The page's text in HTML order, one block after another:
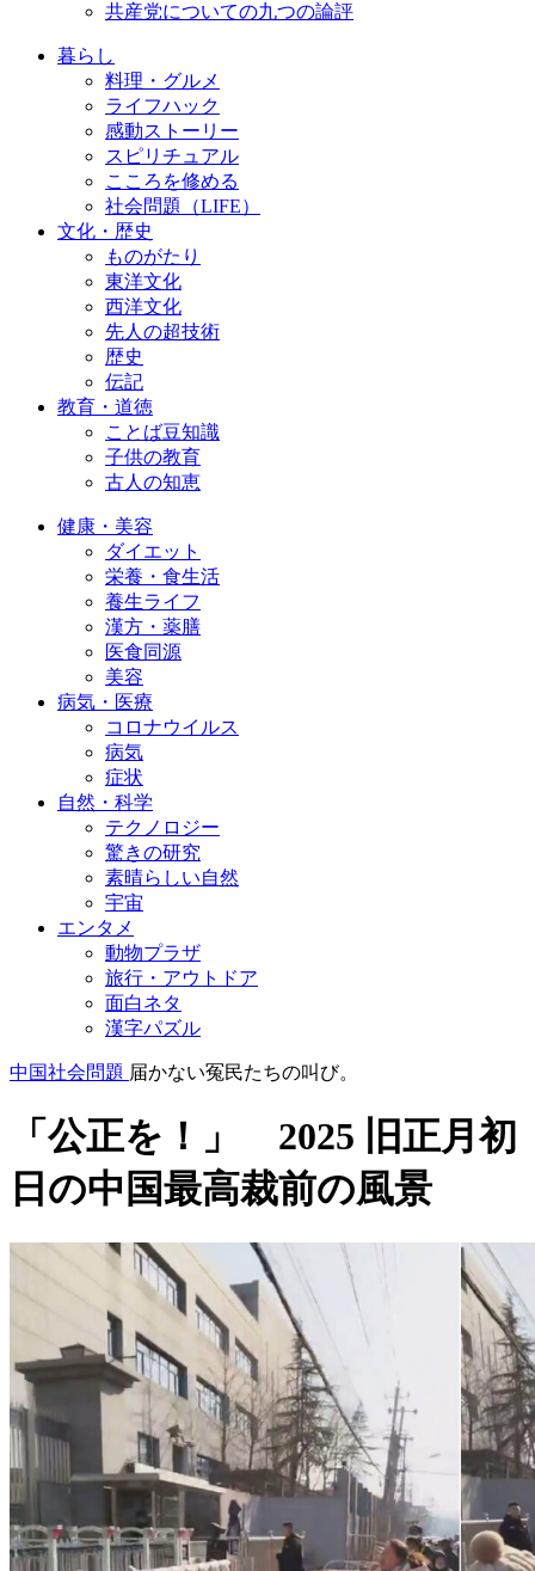
共産党についての九つの論評
暮らし
料理・グルメ
ライフハック
感動ストーリー
スピリチュアル
こころを修める
社会問題（LIFE）
文化・歴史
ものがたり
東洋文化
西洋文化
先人の超技術
歴史
伝記
教育・道徳
ことば豆知識
子供の教育
古人の知恵
健康・美容
ダイエット
栄養・食生活
養生ライフ
漢方・薬膳
医食同源
美容
病気・医療
コロナウイルス
病気
症状
自然・科学
テクノロジー
驚きの研究
素晴らしい自然
宇宙
エンタメ
動物プラザ
旅行・アウトドア
面白ネタ
漢字パズル
中国社会問題 届かない冤民たちの叫び。
「公正を！」 2025 旧正月初
日の中国最高裁前の風景